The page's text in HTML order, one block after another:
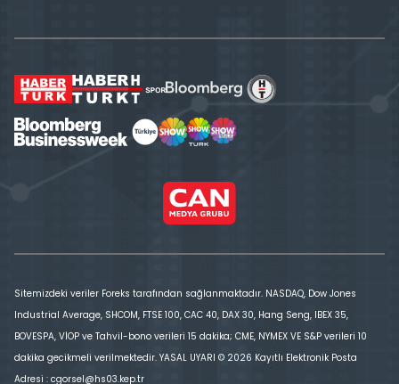
Sitemizdeki veriler Foreks tarafından sağlanmaktadır. NASDAQ, Dow Jones
Industrial Average, SHCOM, FTSE 100, CAC 40, DAX 30, Hang Seng, IBEX 35,
BOVESPA, VİOP ve Tahvil-bono verileri 15 dakika; CME, NYMEX VE S&P verileri 10
dakika gecikmeli verilmektedir. YASAL UYARI © 2026 Kayıtlı Elektronik Posta
Adresi : cgorsel@hs03.kep.tr